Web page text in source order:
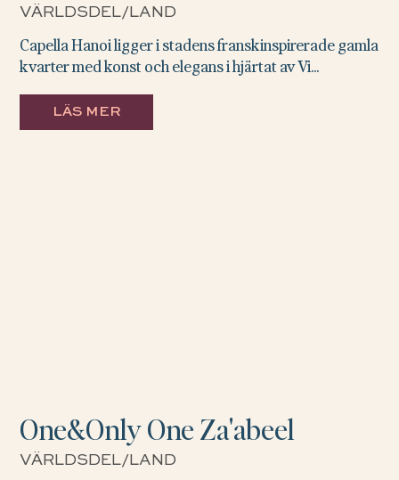
VÄRLDSDEL/LAND
Capella Hanoi ligger i stadens franskinspirerade gamla
kvarter med konst och elegans i hjärtat av Vi...
LÄS MER
One&Only One Za'abeel
VÄRLDSDEL/LAND